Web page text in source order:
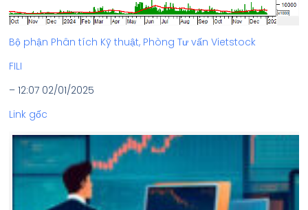
Bộ phận Phân tích Kỹ thuật, Phòng Tư vấn Vietstock
FILI
– 12:07 02/01/2025
Link gốc